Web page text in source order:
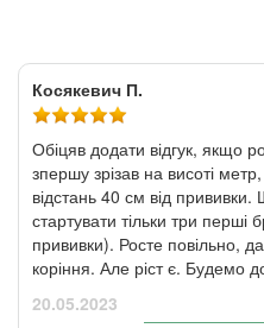
Косякевич П.
Обіцяв додати відгук, якщо
зпершу зрізав на висоті
відстань 40 см від
стартувати тільки три перші
прививки). Росте повільно,
коріння. Але ріст є. Будемо
20.05.2023